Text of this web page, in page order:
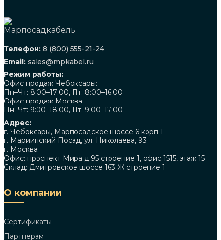
Телефон: 8 (800) 555-21-24
Email: sales@mpkabel.ru
Режим работы:
Офис продаж Чебоксары:
Пн–Чт: 8:00–17:00, Пт: 8:00–16:00
Офис продаж Москва:
Пн–Чт: 9:00–18:00, Пт: 9:00–17:00
Адрес:
г. Чебоксары, Марпосадское шоссе 6 корп 1
г. Мариинский Посад, ул. Николаева, 93
г. Москва:
Офис: проспект Мира д.95 строение 1, офис 1515, этаж 15
Склад: Дмитровское шоссе 163 Ж строение 1
О компании
Сертификаты
Партнерам